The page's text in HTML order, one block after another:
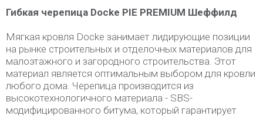
Гибкая черепица Dоcke PIE PREMIUM Шеффилд
Мягкая кровля Docke занимает лидирующие позиции
на рынке строительных и отделочных материалов для
малоэтажного и загородного строительства. Этот
материал является оптимальным выбором для кровли
любого дома. Черепица производится из
высокотехнологичного материала - SBS-
модифицированного битума, который гарантирует